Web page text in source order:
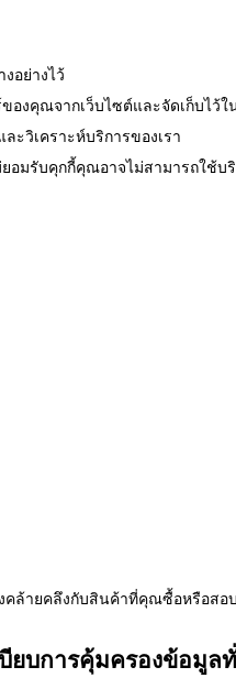
อย่างไว้
องคุณจากเว็บไซต์และจัดเก็บไ
วิเคราะห์บริการของเรา
มรับคุกกี้คุณอาจไม่สามารถใช้บ
คล้ายคลึงกับสินค้าที่คุณซื้อหรือส
บการคุ้มครองข้อมูลทั่